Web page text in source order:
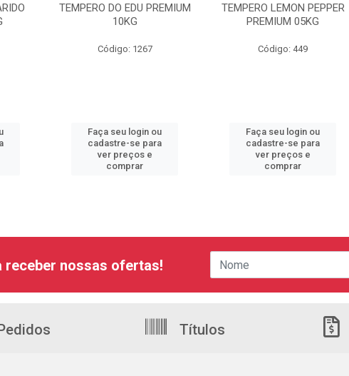
TEMPERO DO EDU PREMIUM
10KG
Código: 1267
Faça seu login ou
cadastre-se para
ver preços e
comprar
TEMPERO LEMON PEPPER
PREMIUM 05KG
Código: 449
Faça seu login ou
cadastre-se para
ver preços e
comprar
receber nossas ofertas!
Títulos